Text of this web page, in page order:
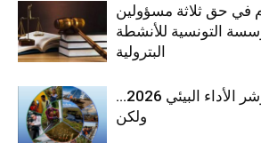
في حق ثلاثة مسؤولين
التونسية للأنشطة
البترولية
تونس تتقدم في مؤشر الأداء البيئي 2026…
ولكن